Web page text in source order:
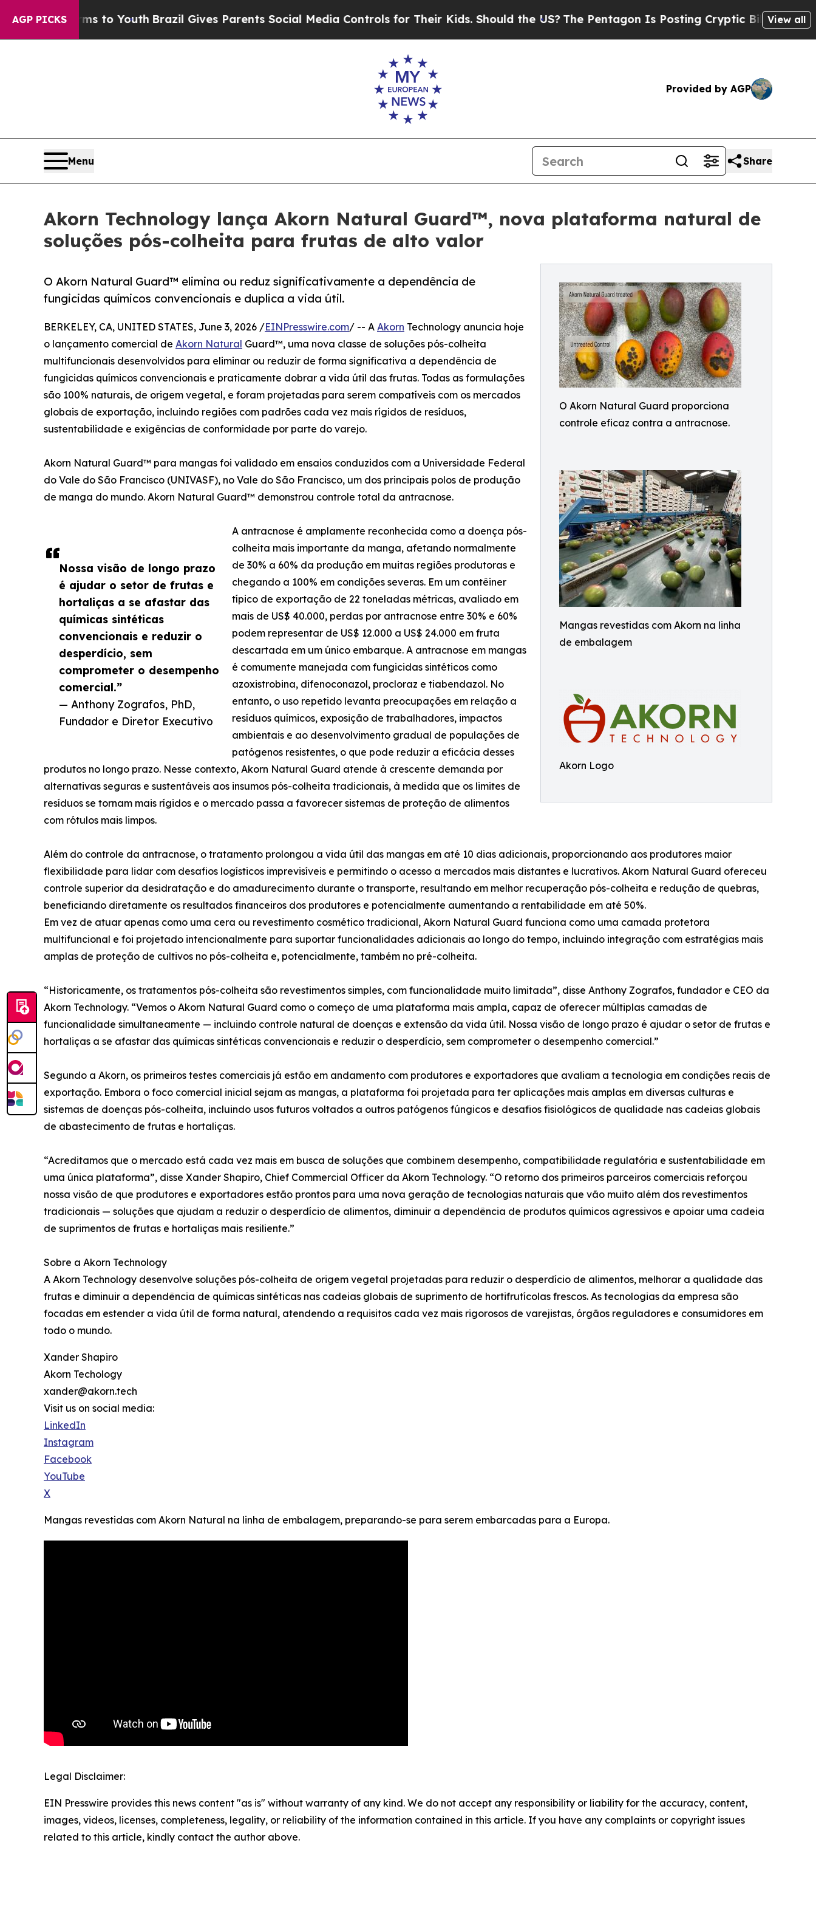
AGP PICKS
to YouthBrazil Gives Parents Social Media Controls for Their Kids. Should the US? The Pentagon Is Posting Cryptic Biblical Messages on
View all
Provided by AGP
Menu Share
Akorn Technology lança Akorn Natural Guard™, nova plataforma natural de
soluções pós-colheita para frutas de alto valor
O Akorn Natural Guard proporciona
controle eficaz contra a antracnose.
Mangas revestidas com Akorn na linha
de embalagem
Akorn Logo
O Akorn Natural Guard™ elimina ou reduz significativamente a dependência de
fungicidas químicos convencionais e duplica a vida útil.
Nossa visão de longo prazo
é ajudar o setor de frutas e
hortaliças a se afastar das
químicas sintéticas
convencionais e reduzir o
desperdício, sem
comprometer o desempenho
comercial.”
— Anthony Zografos, PhD,
Fundador e Diretor Executivo
BERKELEY, CA, UNITED STATES, June 3, 2026 /EINPresswire.com/ -- A Akorn Technology anuncia hoje
o lançamento comercial de Akorn Natural Guard™, uma nova classe de soluções pós-colheita
multifuncionais desenvolvidos para eliminar ou reduzir de forma significativa a dependência de
fungicidas químicos convencionais e praticamente dobrar a vida útil das frutas. Todas as formulações
são 100% naturais, de origem vegetal, e foram projetadas para serem compatíveis com os mercados
globais de exportação, incluindo regiões com padrões cada vez mais rígidos de resíduos,
sustentabilidade e exigências de conformidade por parte do varejo.
Akorn Natural Guard™ para mangas foi validado em ensaios conduzidos com a Universidade Federal
do Vale do São Francisco (UNIVASF), no Vale do São Francisco, um dos principais polos de produção
de manga do mundo. Akorn Natural Guard™ demonstrou controle total da antracnose.
A antracnose é amplamente reconhecida como a doença pós-
colheita mais importante da manga, afetando normalmente
de 30% a 60% da produção em muitas regiões produtoras e
chegando a 100% em condições severas. Em um contêiner
típico de exportação de 22 toneladas métricas, avaliado em
mais de US$ 40.000, perdas por antracnose entre 30% e 60%
podem representar de US$ 12.000 a US$ 24.000 em fruta
descartada em um único embarque. A antracnose em mangas
é comumente manejada com fungicidas sintéticos como
azoxistrobina, difenoconazol, procloraz e tiabendazol. No
entanto, o uso repetido levanta preocupações em relação a
resíduos químicos, exposição de trabalhadores, impactos
ambientais e ao desenvolvimento gradual de populações de
patógenos resistentes, o que pode reduzir a eficácia desses
produtos no longo prazo. Nesse contexto, Akorn Natural Guard atende à crescente demanda por
alternativas seguras e sustentáveis aos insumos pós-colheita tradicionais, à medida que os limites de
resíduos se tornam mais rígidos e o mercado passa a favorecer sistemas de proteção de alimentos
com rótulos mais limpos.
Além do controle da antracnose, o tratamento prolongou a vida útil das mangas em até 10 dias adicionais, proporcionando aos produtores maior
flexibilidade para lidar com desafios logísticos imprevisíveis e permitindo o acesso a mercados mais distantes e lucrativos. Akorn Natural Guard ofereceu
controle superior da desidratação e do amadurecimento durante o transporte, resultando em melhor recuperação pós-colheita e redução de quebras,
beneficiando diretamente os resultados financeiros dos produtores e potencialmente aumentando a rentabilidade em até 50%.
Em vez de atuar apenas como uma cera ou revestimento cosmético tradicional, Akorn Natural Guard funciona como uma camada protetora
multifuncional e foi projetado intencionalmente para suportar funcionalidades adicionais ao longo do tempo, incluindo integração com estratégias mais
amplas de proteção de cultivos no pós-colheita e, potencialmente, também no pré-colheita.
“Historicamente, os tratamentos pós-colheita são revestimentos simples, com funcionalidade muito limitada”, disse Anthony Zografos, fundador e CEO da
Akorn Technology. “Vemos o Akorn Natural Guard como o começo de uma plataforma mais ampla, capaz de oferecer múltiplas camadas de
funcionalidade simultaneamente — incluindo controle natural de doenças e extensão da vida útil. Nossa visão de longo prazo é ajudar o setor de frutas e
hortaliças a se afastar das químicas sintéticas convencionais e reduzir o desperdício, sem comprometer o desempenho comercial.”
Segundo a Akorn, os primeiros testes comerciais já estão em andamento com produtores e exportadores que avaliam a tecnologia em condições reais de
exportação. Embora o foco comercial inicial sejam as mangas, a plataforma foi projetada para ter aplicações mais amplas em diversas culturas e
sistemas de doenças pós-colheita, incluindo usos futuros voltados a outros patógenos fúngicos e desafios fisiológicos de qualidade nas cadeias globais
de abastecimento de frutas e hortaliças.
“Acreditamos que o mercado está cada vez mais em busca de soluções que combinem desempenho, compatibilidade regulatória e sustentabilidade em
uma única plataforma”, disse Xander Shapiro, Chief Commercial Officer da Akorn Technology. “O retorno dos primeiros parceiros comerciais reforçou
nossa visão de que produtores e exportadores estão prontos para uma nova geração de tecnologias naturais que vão muito além dos revestimentos
tradicionais — soluções que ajudam a reduzir o desperdício de alimentos, diminuir a dependência de produtos químicos agressivos e apoiar uma cadeia
de suprimentos de frutas e hortaliças mais resiliente.”
Sobre a Akorn Technology
A Akorn Technology desenvolve soluções pós-colheita de origem vegetal projetadas para reduzir o desperdício de alimentos, melhorar a qualidade das
frutas e diminuir a dependência de químicas sintéticas nas cadeias globais de suprimento de hortifrutícolas frescos. As tecnologias da empresa são
focadas em estender a vida útil de forma natural, atendendo a requisitos cada vez mais rigorosos de varejistas, órgãos reguladores e consumidores em
todo o mundo.
Xander Shapiro
Akorn Techology
xander@akorn.tech
Visit us on social media:
LinkedIn
Instagram
Facebook
YouTube
X
Mangas revestidas com Akorn Natural na linha de embalagem, preparando-se para serem embarcadas para a Europa.
Legal Disclaimer:
EIN Presswire provides this news content "as is" without warranty of any kind. We do not accept any responsibility or liability for the accuracy, content,
images, videos, licenses, completeness, legality, or reliability of the information contained in this article. If you have any complaints or copyright issues
related to this article, kindly contact the author above.